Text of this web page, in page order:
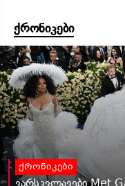
ქრონიკები
ქრონიკები
ვარსკვლავები Met